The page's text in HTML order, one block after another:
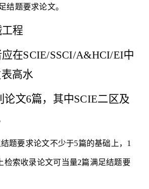
结题要求论文。
程
在SCIE/SSCI/A&HCI/EI中
高水
论文6篇，其中SCIE二区及
题要求论文不少于5篇的基础上，1
检索收录论文可当量2篇满足结题要